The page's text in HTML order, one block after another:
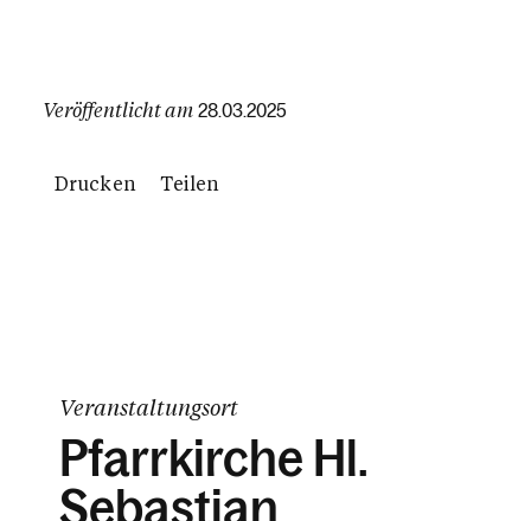
Veröffentlicht am 28.03.2025
Drucken Teilen
Veranstaltungsort
Pfarrkirche Hl.
Sebastian